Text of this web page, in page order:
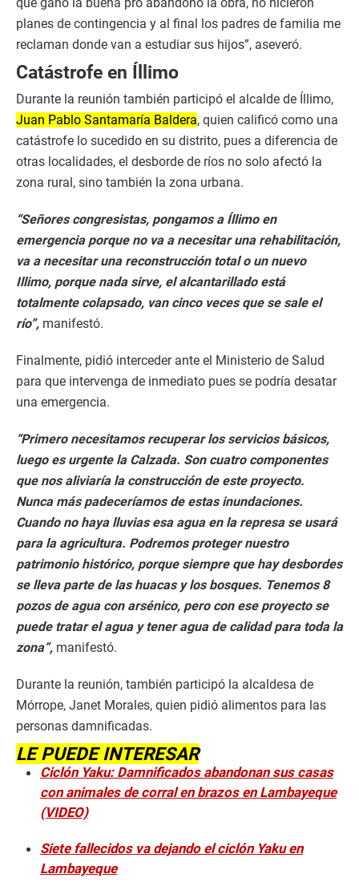
que ganó la buena pro abandonó la obra, no hicieron
planes de contingencia y al final los padres de familia me
reclaman donde van a estudiar sus hijos”, aseveró.
Catástrofe en Íllimo
Durante la reunión también participó el alcalde de Íllimo,
Juan Pablo Santamaría Baldera, quien calificó como una
catástrofe lo sucedido en su distrito, pues a diferencia de
otras localidades, el desborde de ríos no solo afectó la
zona rural, sino también la zona urbana.
“Señores congresistas, pongamos a Íllimo en
emergencia porque no va a necesitar una rehabilitación,
va a necesitar una reconstrucción total o un nuevo
Illimo, porque nada sirve, el alcantarillado está
totalmente colapsado, van cinco veces que se sale el
río”, manifestó.
Finalmente, pidió interceder ante el Ministerio de Salud
para que intervenga de inmediato pues se podría desatar
una emergencia.
“Primero necesitamos recuperar los servicios básicos,
luego es urgente la Calzada. Son cuatro componentes
que nos aliviaría la construcción de este proyecto.
Nunca más padeceríamos de estas inundaciones.
Cuando no haya lluvias esa agua en la represa se usará
para la agricultura. Podremos proteger nuestro
patrimonio histórico, porque siempre que hay desbordes
se lleva parte de las huacas y los bosques. Tenemos 8
pozos de agua con arsénico, pero con ese proyecto se
puede tratar el agua y tener agua de calidad para toda la
zona”, manifestó.
Durante la reunión, también participó la alcaldesa de
Mórrope, Janet Morales, quien pidió alimentos para las
personas damnificadas.
LE PUEDE INTERESAR
Ciclón Yaku: Damnificados abandonan sus casas
con animales de corral en brazos en Lambayeque
(VIDEO)
Siete fallecidos va dejando el ciclón Yaku en
Lambayeque